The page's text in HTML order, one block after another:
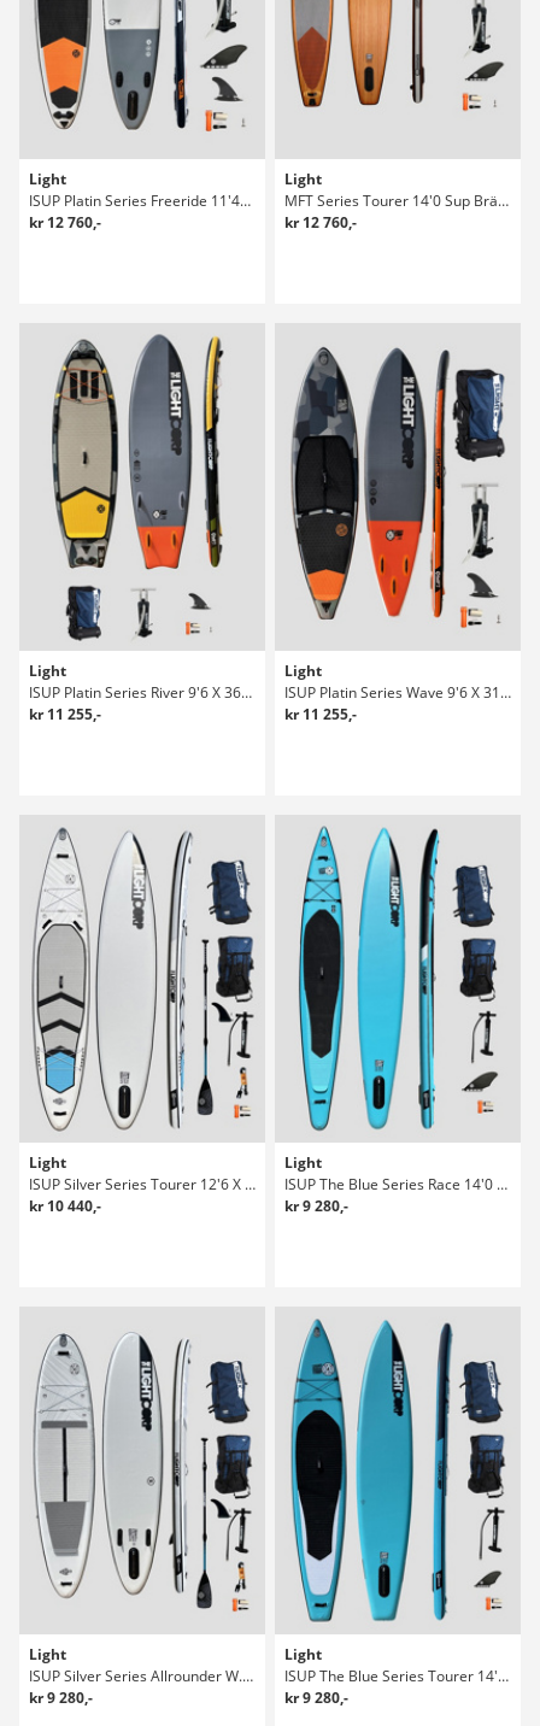
Light
ISUP Platin Series Freeride 11'4" X 32" Sup Bräda
kr 12 760,-
Light
MFT Series Tourer 14'0 Sup Bräda
kr 12 760,-
Light
ISUP Platin Series River 9'6 X 36" Sup Bräda
kr 11 255,-
Light
ISUP Platin Series Wave 9'6 X 31" Sup Bräda
kr 11 255,-
Light
ISUP Silver Series Tourer 12'6 X 30" SUP Set
kr 10 440,-
Light
ISUP The Blue Series Race 14'0 X 24" Sup Bräda
kr 9 280,-
Light
ISUP Silver Series Allrounder W. 10'10 X SUP
kr 9 280,-
Light
ISUP The Blue Series Tourer 14'0 X 32" Sup Bräda
kr 9 280,-